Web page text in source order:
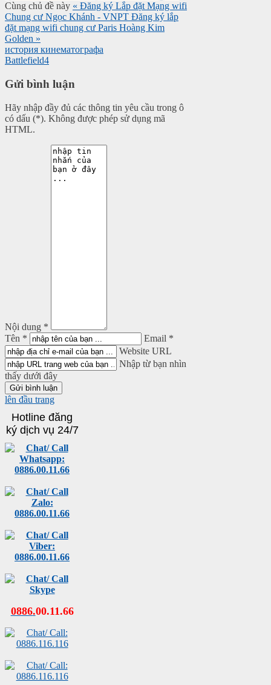
Cùng chủ đề này « Đăng ký Lắp đặt Mạng wifi
Chung cư Ngọc Khánh - VNPT Đăng ký lắp
đặt mạng wifi chung cư Paris Hoàng Kim
Golden »
история кинематографа
Battlefield4
Gửi bình luận
Hãy nhập đầy đủ các thông tin yêu cầu trong ô
có dấu (*). Không được phép sử dụng mã
HTML.
Nội dung *
Tên *
Email *
Website URL
Nhập từ bạn nhìn
thấy dưới đây
lên đầu trang
Hotline đăng
ký dịch vụ 24/7
0886.00.11.66